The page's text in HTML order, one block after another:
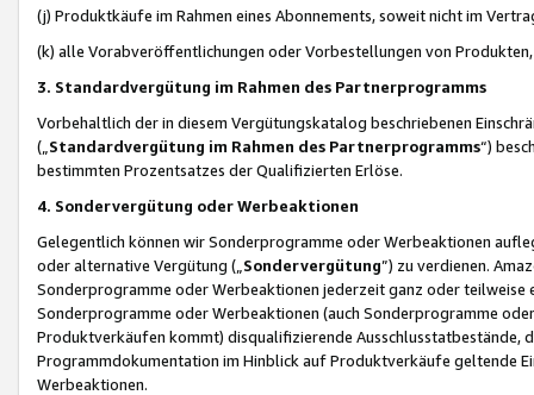
(j) Produktkäufe im Rahmen eines Abonnements, soweit nicht im
(k) alle Vorabveröffentlichungen oder Vorbestellungen von
3. Standardvergütung im Rahmen des Partnerprogramms
Vorbehaltlich der in diesem Vergütungskatalog beschriebenen
(„ Standardvergütung im Rahmen des Partnerprogramms“)
bestimmten Prozentsatzes der Qualifizierten Erlöse.
4. Sondervergütung oder Werbeaktionen
Gelegentlich können wir Sonderprogramme oder Werbeaktionen
oder alternative Vergütung („ Sondervergütung”) zu verdienen.
Sonderprogramme oder Werbeaktionen jederzeit ganz oder
Sonderprogramme oder Werbeaktionen (auch Sonderprogramme
Produktverkäufen kommt) disqualifizierende Ausschlusstatbestände,
Programmdokumentation im Hinblick auf Produktverkäufe geltende
Werbeaktionen.